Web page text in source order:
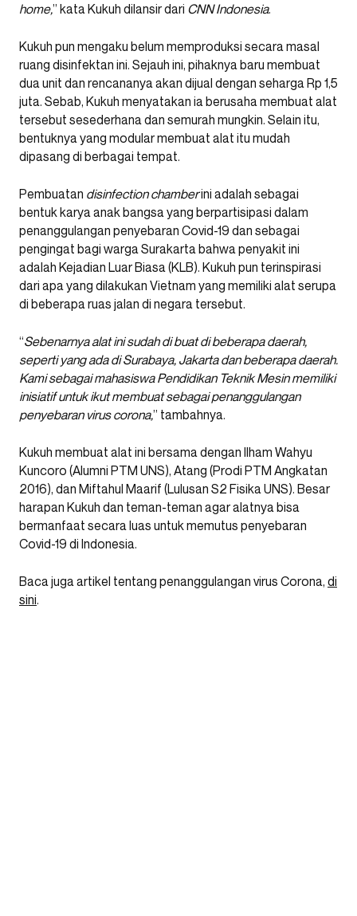
home,” kata Kukuh dilansir dari CNN Indonesia.
Kukuh pun mengaku belum memproduksi secara masal
ruang disinfektan ini. Sejauh ini, pihaknya baru membuat
dua unit dan rencananya akan dijual dengan seharga Rp 1,5
juta. Sebab, Kukuh menyatakan ia berusaha membuat alat
tersebut sesederhana dan semurah mungkin. Selain itu,
bentuknya yang modular membuat alat itu mudah
dipasang di berbagai tempat.
Pembuatan disinfection chamberini adalah sebagai
bentuk karya anak bangsa yang berpartisipasi dalam
penanggulangan penyebaran Covid-19 dan sebagai
pengingat bagi warga Surakarta bahwa penyakit ini
adalah Kejadian Luar Biasa (KLB). Kukuh pun terinspirasi
dari apa yang dilakukan Vietnam yang memiliki alat serupa
di beberapa ruas jalan di negara tersebut.
“Sebenarnya alat ini sudah di buat di beberapa daerah,
seperti yang ada di Surabaya, Jakarta dan beberapa daerah.
Kami sebagai mahasiswa Pendidikan Teknik Mesin memiliki
inisiatif untuk ikut membuat sebagai penanggulangan
penyebaran virus corona,” tambahnya.
Kukuh membuat alat ini bersama dengan Ilham Wahyu
Kuncoro (Alumni PTM UNS), Atang (Prodi PTM Angkatan
2016), dan Miftahul Maarif (Lulusan S2 Fisika UNS). Besar
harapan Kukuh dan teman-teman agar alatnya bisa
bermanfaat secara luas untuk memutus penyebaran
Covid-19 di Indonesia.
Baca juga artikel tentang penanggulangan virus Corona, di
sini.